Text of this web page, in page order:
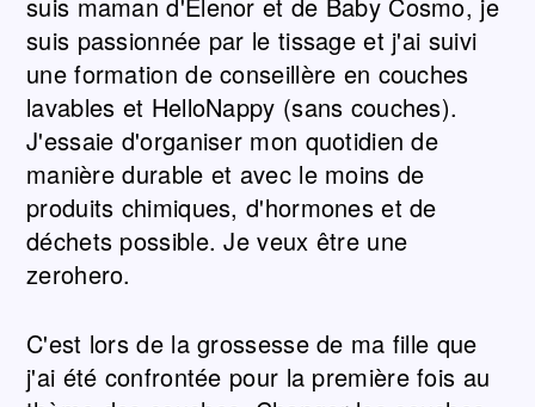
suis passionnée par le tissage et j'ai suivi
une formation de conseillère en couches
lavables et HelloNappy (sans couches).
J'essaie d'organiser mon quotidien de
manière durable et avec le moins de
produits chimiques, d'hormones et de
déchets possible. Je veux être une
zerohero.
C'est lors de la grossesse de ma fille que
j'ai été confrontée pour la première fois au